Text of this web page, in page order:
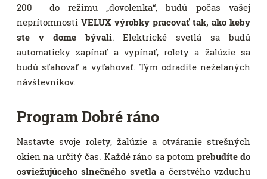
200 do režimu „dovolenka“, budú počas vašej
neprítomnosti VELUX výrobky pracovať tak, ako keby
ste v dome bývali. Elektrické svetlá sa budú
automaticky zapínať a vypínať, rolety a žalúzie sa
budú sťahovať a vyťahovať. Tým odradíte neželaných
návštevníkov.
Program Dobré ráno
Nastavte svoje rolety, žalúzie a otváranie strešných
okien na určitý čas. Každé ráno sa potom prebudíte do
osviežujúceho slnečného svetlaa čerstvého vzduchu